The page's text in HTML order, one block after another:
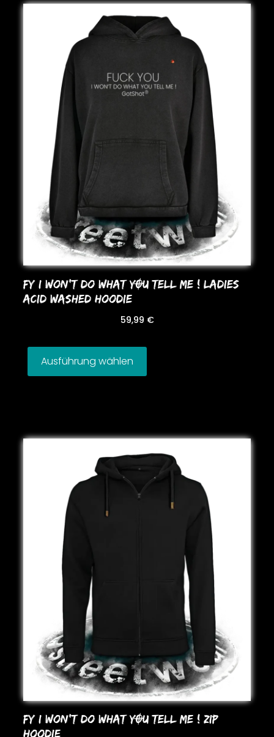
FY I WoN’T Do WHAT YOU TELL ME ! LADIES
ACID WASHED HooDIE
59,99 €
Ausführung wählen
FY I WoN’T Do WHAT YOU TELL ME ! ZIP
HooDIE